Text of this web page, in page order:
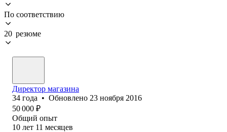
По соответствию
20 резюме
Директор магазина
34 года • Обновлено 23 ноября 2016
50 000 ₽
Общий опыт
10 лет 11 месяцев